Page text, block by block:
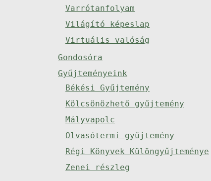
Varrótanfolyam
Világító képeslap
Virtuális valóság
Gondosóra
Gyűjteményeink
Békési Gyűjtemény
Kölcsönözhető gyűjtemény
Mályvapolc
Olvasótermi gyűjtemény
Régi Könyvek Különgyűjteménye
Zenei részleg